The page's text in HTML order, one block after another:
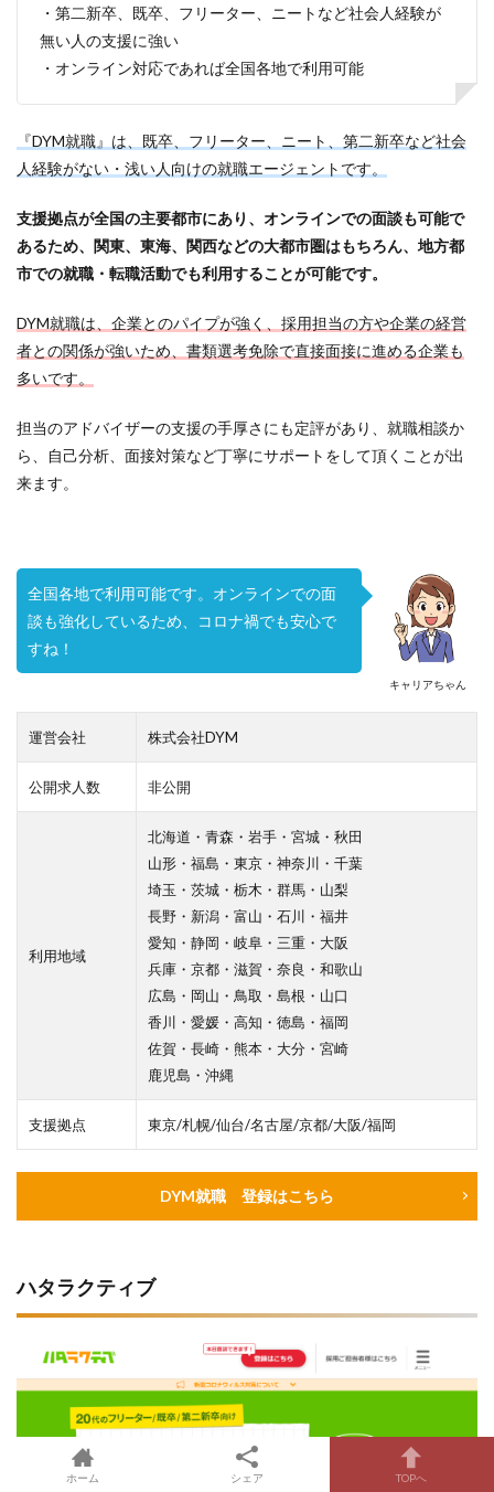
・第二新卒、既卒、フリーター、ニートなど社会人経験が
無い人の支援に強い
・オンライン対応であれば全国各地で利用可能
『DYM就職』は、既卒、フリーター、ニート、第二新卒など社会
人経験がない・浅い人向けの就職エージェントです。
支援拠点が全国の主要都市にあり、オンラインでの面談も可能で
あるため、関東、東海、関西などの大都市圏はもちろん、地方都
市での就職・転職活動でも利用することが可能です。
DYM就職は、企業とのパイプが強く、採用担当の方や企業の経営
者との関係が強いため、書類選考免除で直接面接に進める企業も
多いです。
担当のアドバイザーの支援の手厚さにも定評があり、就職相談か
ら、自己分析、面接対策など丁寧にサポートをして頂くことが出
来ます。
キャリアちゃん
全国各地で利用可能です。オンラインでの面
談も強化しているため、コロナ禍でも安心で
すね！
運営会社 株式会社DYM
公開求人数 非公開
利用地域
北海道・青森・岩手・宮城・秋田
山形・福島・東京・神奈川・千葉
埼玉・茨城・栃木・群馬・山梨
長野・新潟・富山・石川・福井
愛知・静岡・岐阜・三重・大阪
兵庫・京都・滋賀・奈良・和歌山
広島・岡山・鳥取・島根・山口
香川・愛媛・高知・徳島・福岡
佐賀・長崎・熊本・大分・宮崎
鹿児島・沖縄
支援拠点 東京/札幌/仙台/名古屋/京都/大阪/福岡
DYM就職 登録はこちら
ハタラクティブ
ホーム シェア TOPへ